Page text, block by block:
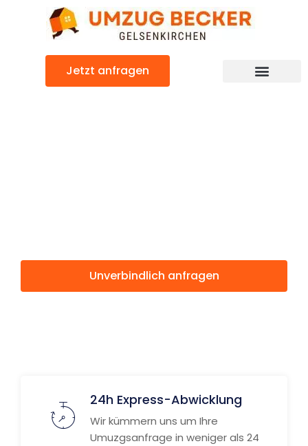
Jetzt anfragen
Unverbindlich anfragen
24h Express-Abwicklung
Wir kümmern uns um Ihre
Umuzgsanfrage in weniger als 24